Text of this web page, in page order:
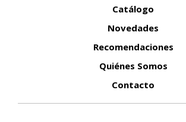
Catálogo
Novedades
Recomendaciones
Quiénes Somos
Contacto